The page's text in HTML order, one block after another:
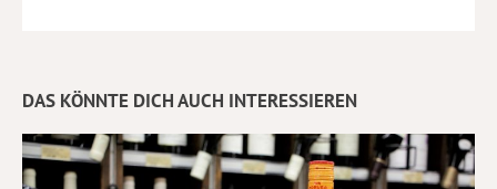
DAS KÖNNTE DICH AUCH INTERESSIEREN